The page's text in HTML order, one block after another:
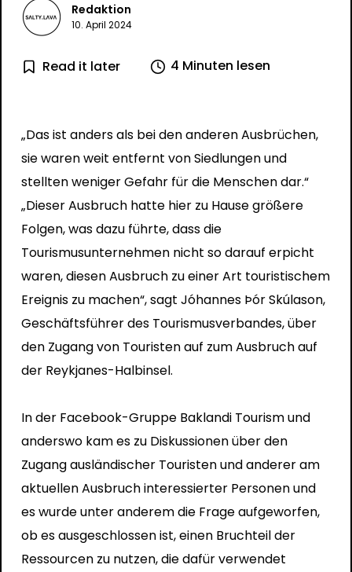
Redaktion
10. April 2024
Read it later 4 Minuten lesen
„Das ist anders als bei den anderen Ausbrüchen,
sie waren weit entfernt von Siedlungen und
stellten weniger Gefahr für die Menschen dar.“
„Dieser Ausbruch hatte hier zu Hause größere
Folgen, was dazu führte, dass die
Tourismusunternehmen nicht so darauf erpicht
waren, diesen Ausbruch zu einer Art touristischem
Ereignis zu machen“, sagt Jóhannes Þór Skúlason,
Geschäftsführer des Tourismusverbandes, über
den Zugang von Touristen auf zum Ausbruch auf
der Reykjanes-Halbinsel.
In der Facebook-Gruppe Baklandi Tourism und
anderswo kam es zu Diskussionen über den
Zugang ausländischer Touristen und anderer am
aktuellen Ausbruch interessierter Personen und
es wurde unter anderem die Frage aufgeworfen,
ob es ausgeschlossen ist, einen Bruchteil der
Ressourcen zu nutzen, die dafür verwendet